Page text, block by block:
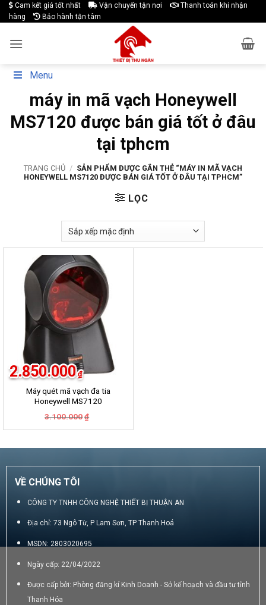
Skip
to
Cam kết giá tốt nhất Vận chuyển tận nơi
Thanh toán khi nhận
hàng
Bảo hành tận tâm
Menu
máy in mã vạch Honeywell
MS7120 được bán giá tốt ở đâu
tại tphcm
TRANG CHỦ / SẢN PHẨM ĐƯỢC GẮN THẺ “MÁY IN MÃ VẠCH
HONEYWELL MS7120 ĐƯỢC BÁN GIÁ TỐT Ở ĐÂU TẠI TPHCM”
LỌC
-8%
Máy quét mã vạch đa tia
Honeywell MS7120
3.100.000 ₫
là:
2.850.000 ₫
tại
2.850.000₫.
VỀ CHÚNG TÔI
CÔNG TY TNHH CÔNG NGHỆ THIẾT BỊ THUẬN AN
Địa chỉ: 73 Ngô Từ, P Lam Sơn, TP Thanh Hoá
MSDN: 2803020695
Ngày cấp: 22/04/2022
Được cấp bởi: Phòng đăng kí Kinh Doanh - Sở kế hoạch và đầu tư tỉnh
Thanh Hóa